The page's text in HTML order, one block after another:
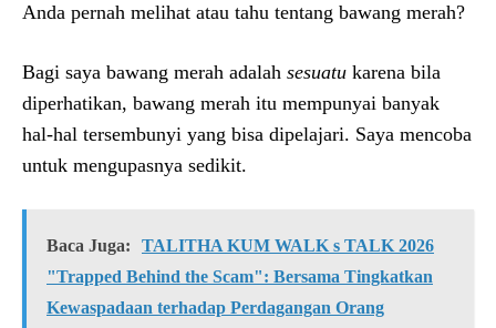
Anda pernah melihat atau tahu tentang bawang merah?
Bagi saya bawang merah adalah sesuatu karena bila
diperhatikan, bawang merah itu mempunyai banyak
hal-hal tersembunyi yang bisa dipelajari. Saya mencoba
untuk mengupasnya sedikit.
Baca Juga:
TALITHA KUM WALK s TALK 2026
"Trapped Behind the Scam": Bersama Tingkatkan
Kewaspadaan terhadap Perdagangan Orang